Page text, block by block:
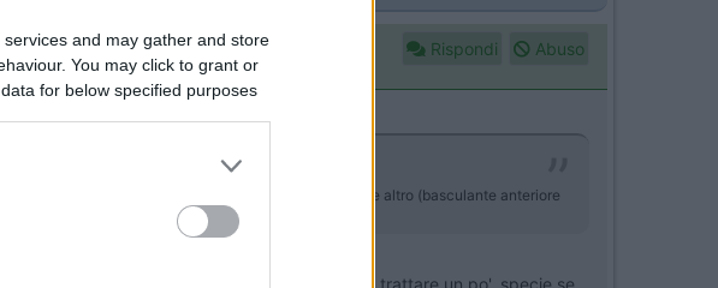
and may gather and store
You may click to grant or
for below specified purposes
Rispondi Abuso
il prezzo varia dai 30 a 39. secondo te posso trovare altro (basculante anteriore
noi.